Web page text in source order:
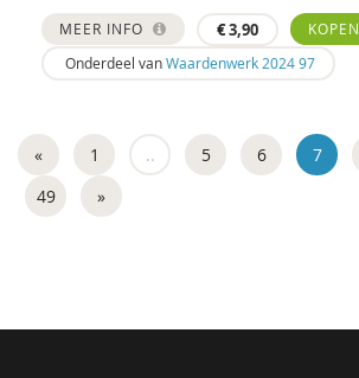
Jo Miles
Brecht Molenaar
Lars Moratis
Edgar Morin
MEER INFO €3,90
KOPEN
Onderdeel vanWaardenwerk 2024 97
« 1 .. 5 6 7
49
»